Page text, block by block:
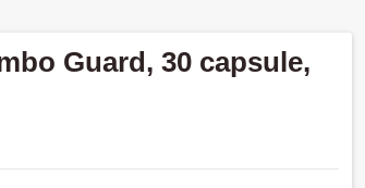
Guard, 30 capsule,